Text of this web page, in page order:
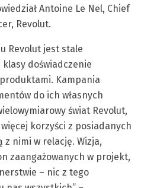
Antoine Le Nel, Chief
Revolut.
Revolut jest stale
doświadczenie
Kampania
do ich własnych
świat Revolut,
korzyści z posiadanych
nimi w relację. Wizja,
zaangażowanych w projekt,
– nic z tego